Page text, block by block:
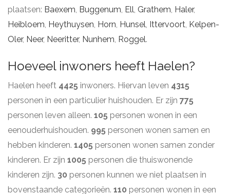
plaatsen: Baexem, Buggenum, Ell, Grathem, Haler,
Heibloem, Heythuysen, Horn, Hunsel, Ittervoort, Kelpen-
Oler, Neer, Neeritter, Nunhem, Roggel.
Hoeveel inwoners heeft Haelen?
Haelen heeft 4425 inwoners. Hiervan leven 4315
personen in een particulier huishouden. Er zijn 775
personen leven alleen. 105 personen wonen in een
eenouderhuishouden. 995 personen wonen samen en
hebben kinderen. 1405 personen wonen samen zonder
kinderen. Er zijn 1005 personen die thuiswonende
kinderen zijn. 30 personen kunnen we niet plaatsen in
bovenstaande categorieën. 110 personen wonen in een